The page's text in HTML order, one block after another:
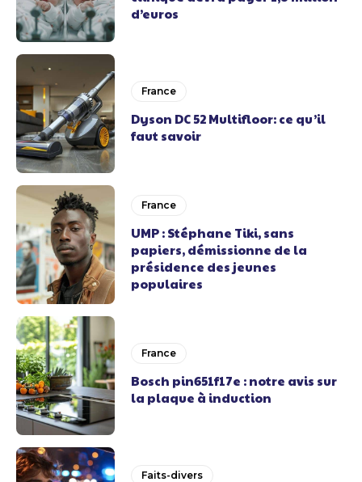
d’euros
France
Dyson DC 52 Multifloor: ce qu’il
faut savoir
France
UMP : Stéphane Tiki, sans
papiers, démissionne de la
présidence des jeunes
populaires
France
Bosch pin651f17e : notre avis sur
la plaque à induction
Faits-divers